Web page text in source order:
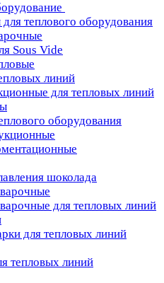
теплового оборудования
Sous Vide
линий
для тепловых линий
оборудования
шоколада
для тепловых линий
для тепловых линий
тепловых линий